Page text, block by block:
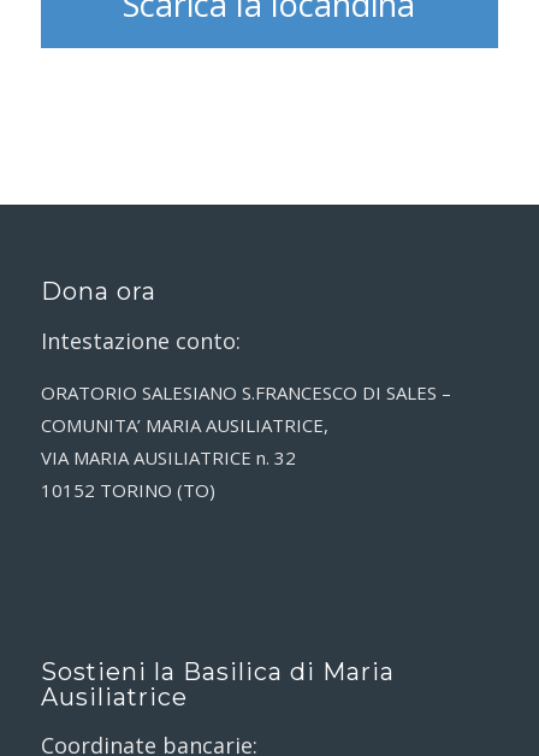
Dona ora
Intestazione conto:
ORATORIO SALESIANO S.FRANCESCO DI SALES –
COMUNITA’ MARIA AUSILIATRICE,
VIA MARIA AUSILIATRICE n. 32
10152 TORINO (TO)
Sostieni la Basilica di Maria
Ausiliatrice
Coordinate bancarie: